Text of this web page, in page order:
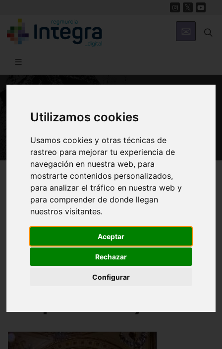
Utilizamos cookies
Usamos cookies y otras técnicas de
rastreo para mejorar tu experiencia de
navegación en nuestra web, para
mostrarte contenidos personalizados,
para analizar el tráfico en nuestra web y
para comprender de donde llegan
nuestros visitantes.
Aceptar
Rechazar
Configurar
Iglesia de la Asunción de Cieza
Región de Murcia Digital Patrimonio Religioso
Introducción Arquitectura y Zonas
Historia y Personajes
Álbum de Fotos